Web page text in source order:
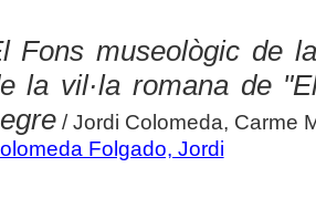
Fons museològic de
la vil·la romana de
/ Jordi Colomeda, Carme
Folgado, Jordi